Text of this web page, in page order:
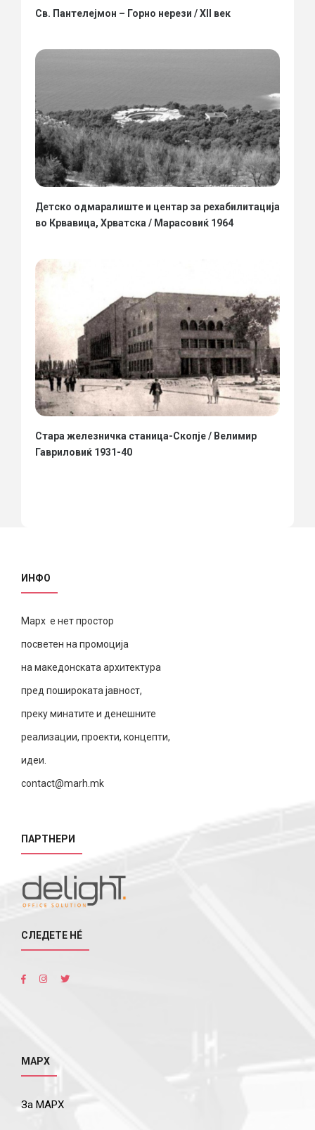
Св. Пантелејмон – Горно нерези / XII век
Детско одмаралиште и центар за рехабилитација
во Крвавица, Хрватска / Марасовиќ 1964
Стара железничка станица-Скопје / Велимир
Гавриловиќ 1931-40
ИНФО
Марх е нет простор
посветен на промоција
на македонската архитектура
пред пошироката јавност,
преку минатите и денешните
реализации, проекти, концепти,
идеи.
contact@marh.mk
ПАРТНЕРИ
СЛЕДЕТЕ НÉ
МАРХ
За МАРХ